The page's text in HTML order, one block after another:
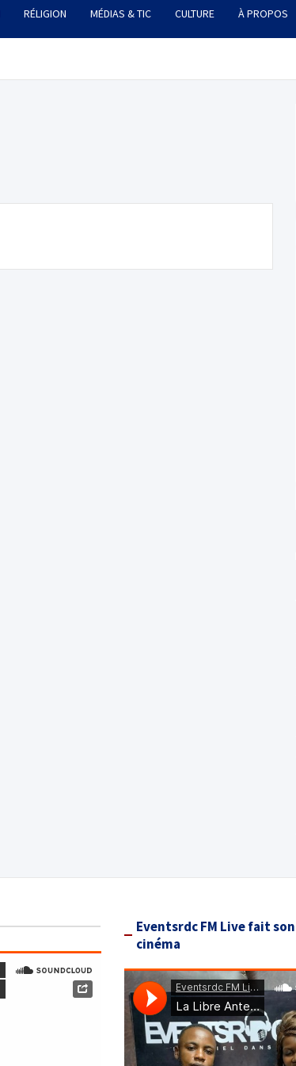
RÉLIGION MÉDIAS & TIC CULTURE À PROPOS
Eventsrdc FM Live fait son
cinéma